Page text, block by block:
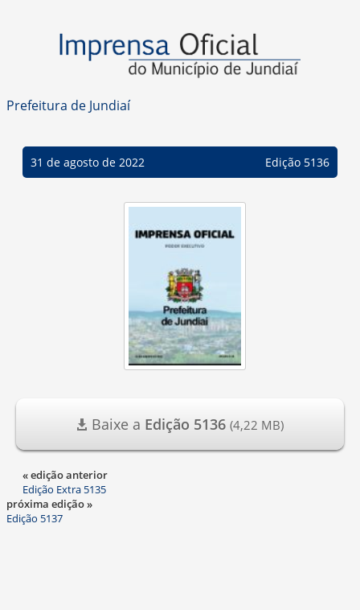
Prefeitura de Jundiaí
31 de agosto de 2022 Edição 5136
Baixe a Edição 5136 (4,22 MB)
« edição anterior
Edição Extra 5135
próxima edição »
Edição 5137